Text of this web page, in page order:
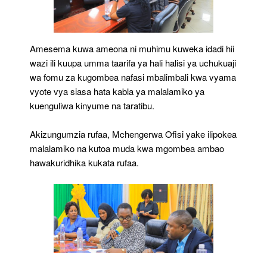
Amesema kuwa ameona ni muhimu kuweka idadi hii
wazi ili kuupa umma taarifa ya hali halisi ya uchukuaji
wa fomu za kugombea nafasi mbalimbali kwa vyama
vyote vya siasa hata kabla ya malalamiko ya
kuenguliwa kinyume na taratibu.
Akizungumzia rufaa, Mchengerwa Ofisi yake ilipokea
malalamiko na kutoa muda kwa mgombea ambao
hawakuridhika kukata rufaa.